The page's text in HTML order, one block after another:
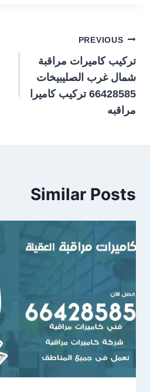
تصفّح
المقالات
PREVIOUS
تركيب كاميرات مراقبة
شمال غرب الصليبيخات
66428585 تركيب كاميرا
مراقبه
Similar Posts